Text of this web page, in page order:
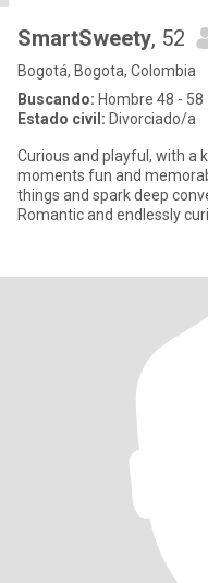
SmartSweety, 52
Bogotá, Bogota, Colombia
Buscando: Hombre 48 - 58
Estado civil: Divorciado/a
Curious and playful, with a
moments fun and
things and spark deep
Romantic and endlessly